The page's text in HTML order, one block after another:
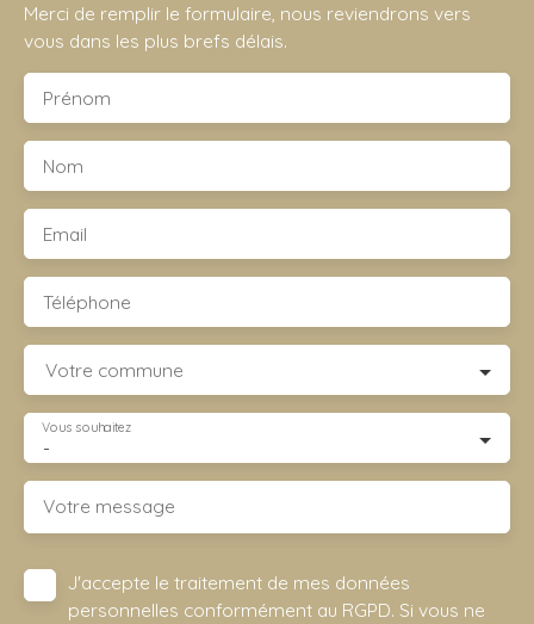
Merci de remplir le formulaire, nous reviendrons vers
vous dans les plus brefs délais.
Prénom
Nom
Email
Téléphone
Votre commune
-
Vous souhaitez
Votre message
J'accepte le traitement de mes données
personnelles conformément au RGPD. Si vous ne